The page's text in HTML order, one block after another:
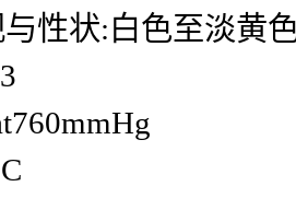
性状:白色至淡黄